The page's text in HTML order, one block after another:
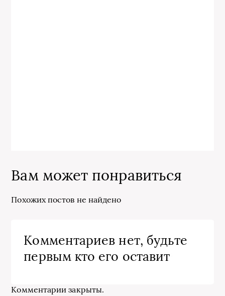
Вам может понравиться
Похожих постов не найдено
Комментариев нет, будьте
первым кто его оставит
Комментарии закрыты.